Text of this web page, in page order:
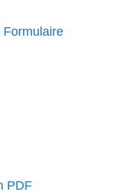
Formulaire
PDF